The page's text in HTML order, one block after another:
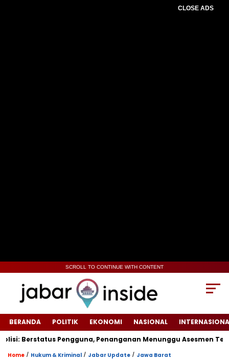
CLOSE ADS
SCROLL TO CONTINUE WITH CONTENT
BERANDA POLITIK EKONOMI NASIONAL
Pengguna, Penanganan Menunggu Asesmen Terpadu
Home / Hukum & Kriminal / Jabar Update / Jawa Barat